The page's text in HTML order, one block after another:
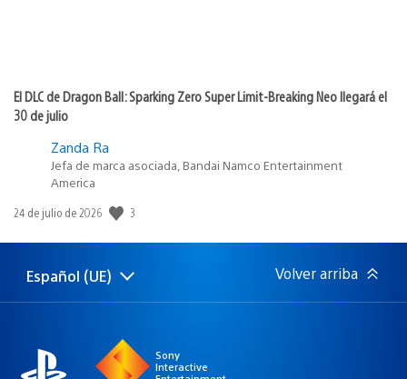
El DLC de Dragon Ball: Sparking Zero Super Limit-Breaking Neo llegará el
30 de julio
Zanda Ra
Jefa de marca asociada, Bandai Namco Entertainment
America
Fecha
publicación:
24 de julio de 2026 3
Selecciona
una
Región
actual:
Español (UE) Volver arriba
Sony
Interactive